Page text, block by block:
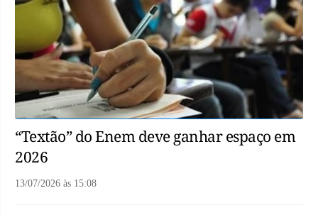
“Textão” do Enem deve ganhar espaço em
2026
13/07/2026 às 15:08